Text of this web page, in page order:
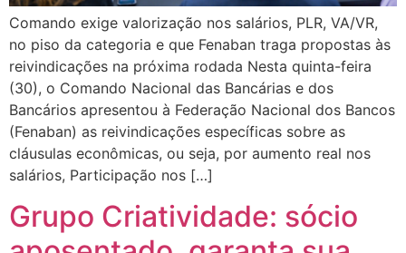
Comando exige valorização nos salários, PLR, VA/VR,
no piso da categoria e que Fenaban traga propostas às
reivindicações na próxima rodada Nesta quinta-feira
(30), o Comando Nacional das Bancárias e dos
Bancários apresentou à Federação Nacional dos Bancos
(Fenaban) as reivindicações específicas sobre as
cláusulas econômicas, ou seja, por aumento real nos
salários, Participação nos […]
Grupo Criatividade: sócio